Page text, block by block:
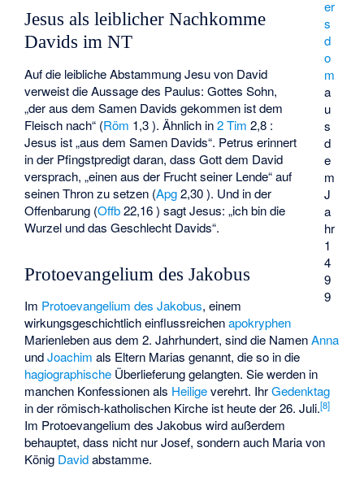
er
s
d
o
m
a
u
s
d
e
m
J
a
hr
1
4
9
9
Jesus als leiblicher Nachkomme
Davids im NT
Auf die leibliche Abstammung Jesu von David
verweist die Aussage des Paulus: Gottes Sohn,
„der aus dem Samen Davids gekommen ist dem
Fleisch nach“ (Röm 1,3 ). Ähnlich in2 Tim 2,8 :
Jesus ist „aus dem Samen Davids“. Petrus erinnert
in der Pfingstpredigt daran, dass Gott dem David
versprach, „einen aus der Frucht seiner Lende“ auf
seinen Thron zu setzen (Apg2,30 ). Und in der
Offenbarung (Offb22,16 ) sagt Jesus: „ich bin die
Wurzel und das Geschlecht Davids“.
Protoevangelium des Jakobus
Im Protoevangelium des Jakobus, einem
wirkungsgeschichtlich einflussreichenapokryphen
Marienleben aus dem 2. Jahrhundert, sind die NamenAnna
undJoachim als Eltern Marias genannt, die so in die
hagiographische Überlieferung gelangten. Sie werden in
manchen Konfessionen als Heiligeverehrt. IhrGedenktag
in der römisch-katholischen Kirche ist heute der 26. Juli.[8]
Im Protoevangelium des Jakobus wird außerdem
behauptet, dass nicht nur Josef, sondern auch Maria von
König Davidabstamme.